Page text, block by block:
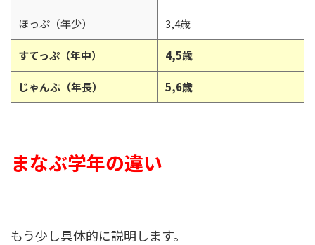
ほっぷ（年少） 3,4歳
すてっぷ（年中） 4,5歳
じゃんぷ（年長） 5,6歳
まなぶ学年の違い
もう少し具体的に説明します。